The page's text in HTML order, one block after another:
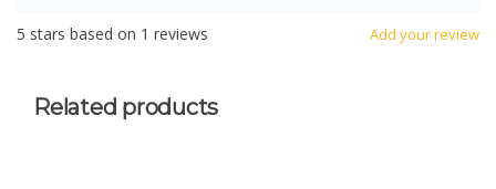
Add your review
5 stars based on 1 reviews
Related products